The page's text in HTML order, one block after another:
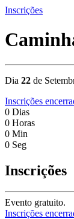
Inscrições
Dia 22 de
Inscrições
0 Dias
0 Horas
0 Min
0 Seg
Inscrições
Evento gratuito.
Inscrições